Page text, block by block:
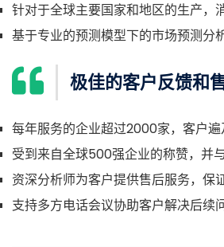
针对于全球主要国家和地区的生产，
基于专业的预测模型下的市场预测分
极佳的客户反馈和
每年服务的企业超过2000家，客户
受到来自全球500强企业的称赞，并
资深分析师为客户提供售后服务，保
支持多方电话会议协助客户解决后续